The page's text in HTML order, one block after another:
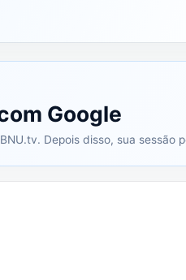
Google
Depois disso, sua sessão